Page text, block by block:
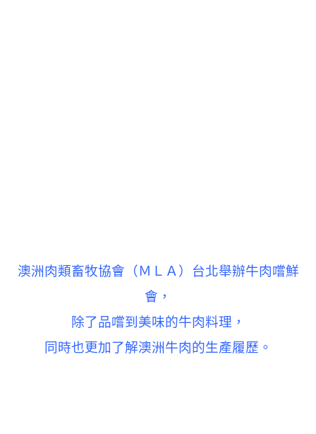
澳洲肉類畜牧協會（ＭＬＡ）台北舉辦牛肉嚐鮮
會，
除了品嚐到美味的牛肉料理，
同時也更加了解澳洲牛肉的生產履歷。